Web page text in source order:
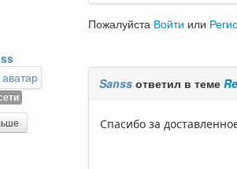
Пожалуйста Войти или
Sanss ответил в теме
Спасибо за